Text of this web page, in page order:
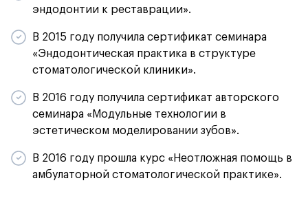
эндодонтии к реставрации».
В 2015 году получила сертификат семинара
«Эндодонтическая практика в структуре
стоматологической клиники».
В 2016 году получила сертификат авторского
семинара «Модульные технологии в
эстетическом моделировании зубов».
В 2016 году прошла курс «Неотложная помощь в
амбулаторной стоматологической практике».